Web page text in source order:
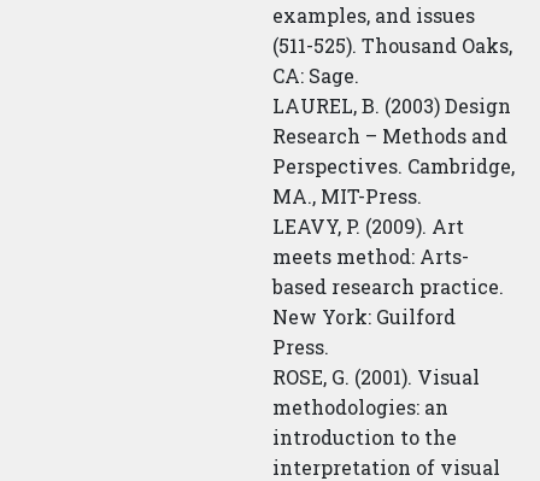
examples, and issues
(511-525). Thousand Oaks,
CA: Sage.
LAUREL, B. (2003) Design
Research – Methods and
Perspectives. Cambridge,
MA., MIT-Press.
LEAVY, P. (2009). Art
meets method: Arts-
based research practice.
New York: Guilford
Press.
ROSE, G. (2001). Visual
methodologies: an
introduction to the
interpretation of visual